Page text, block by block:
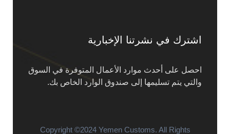
اشترك في نشرتنا الإخبارية
احصل على أحدث موارد الأعمال المتوفرة في السوق
والتي يتم تسليمها إلى صندوق الوارد الخاص بك.
Copyright ©2024 Yemen Customs. All Rights